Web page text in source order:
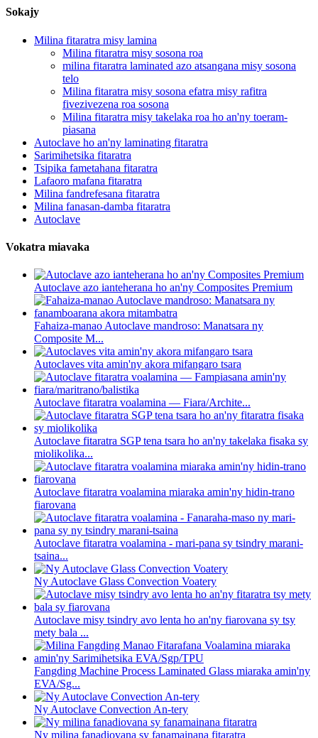
Sokajy
Milina fitaratra misy lamina
Milina fitaratra misy sosona roa
milina fitaratra laminated azo atsangana misy sosona
telo
Milina fitaratra misy sosona efatra misy rafitra
fivezivezena roa sosona
Milina fitaratra misy takelaka roa ho an'ny toeram-
piasana
Autoclave ho an'ny laminating fitaratra
Sarimihetsika fitaratra
Tsipika fametahana fitaratra
Lafaoro mafana fitaratra
Milina fandrefesana fitaratra
Milina fanasan-damba fitaratra
Autoclave
Vokatra miavaka
Autoclave azo ianteherana ho an'ny Composites Premium
Fahaiza-manao Autoclave mandroso: Manatsara ny
Composite M...
Autoclaves vita amin'ny akora mifangaro tsara
Autoclave fitaratra voalamina — Fiara/Archite...
Autoclave fitaratra SGP tena tsara ho an'ny takelaka fisaka sy
miolikolika...
Autoclave fitaratra voalamina miaraka amin'ny hidin-trano
fiarovana
Autoclave fitaratra voalamina - mari-pana sy tsindry marani-
tsaina...
Ny Autoclave Glass Convection Voatery
Autoclave misy tsindry avo lenta ho an'ny fiarovana sy tsy
mety bala ...
Fangding Machine Process Laminated Glass miaraka amin'ny
EVA/Sg...
Ny Autoclave Convection An-tery
Ny milina fanadiovana sy fanamainana fitaratra